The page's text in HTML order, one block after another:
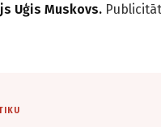
Uģis Muskovs.